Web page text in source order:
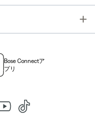
Bose Connectア
プリ